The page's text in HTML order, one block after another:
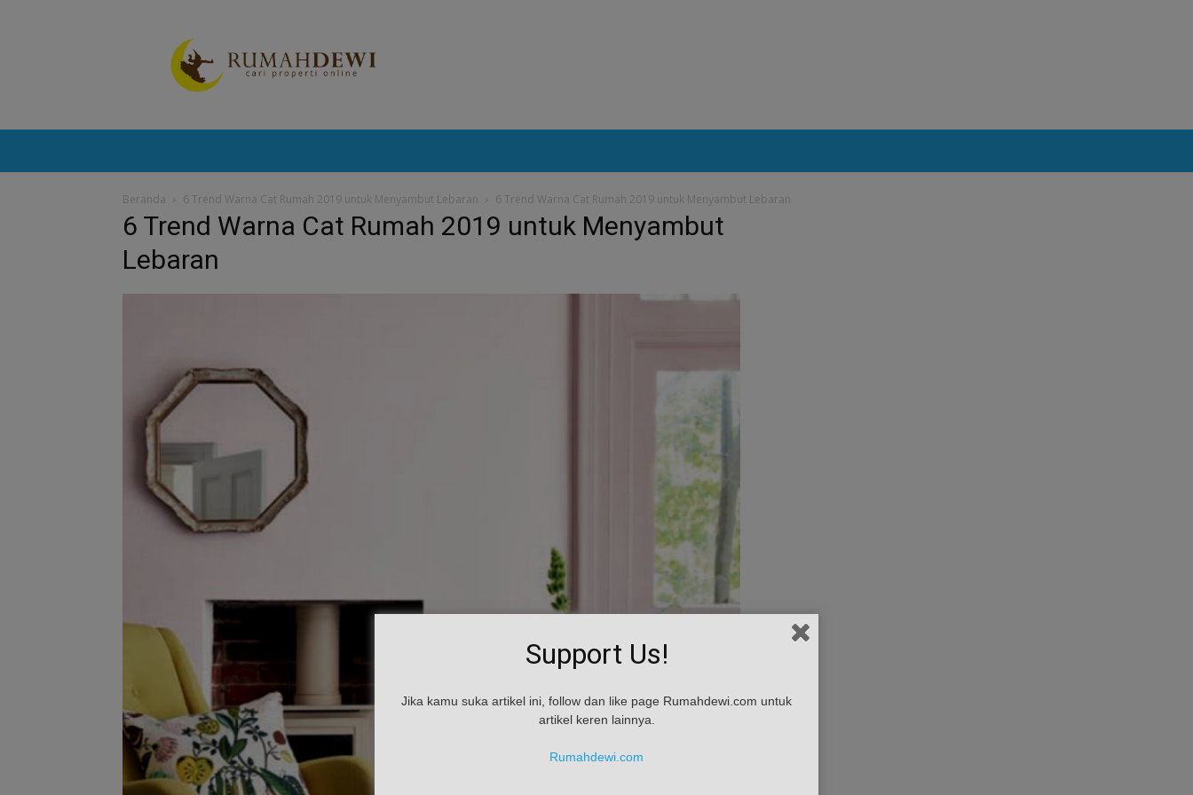
Berita
Properti
Terkini
Beranda 6 Trend Warna Cat Rumah 2019 untuk Menyambut Lebaran 6 Trend Warna Cat Rumah 2019 untuk Menyambut Lebaran
6 Trend Warna Cat Rumah 2019 untuk Menyambut
Lebaran
Support Us!
Jika kamu suka artikel ini, follow dan like page Rumahdewi.com untuk
artikel keren lainnya.
Rumahdewi.com